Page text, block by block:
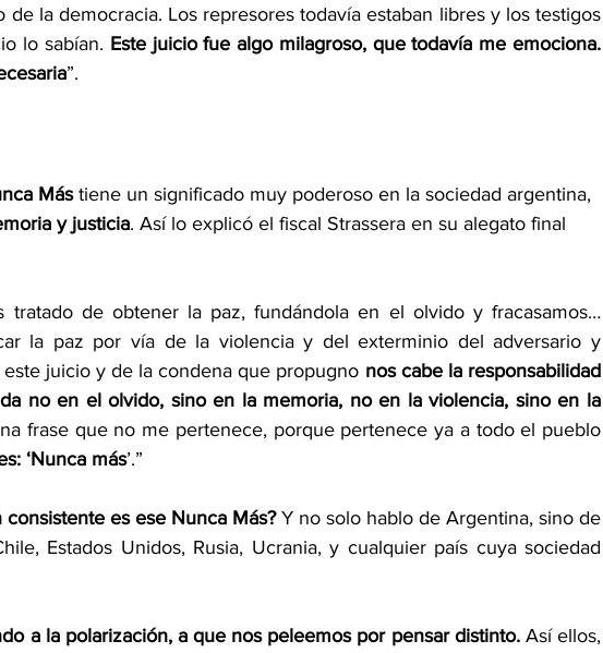
de la democracia. Los represores todavía estaban libres y los testigos
lo sabían. Este juicio fue algo milagroso, que todavía me emociona.
”.
Más tiene un significado muy poderoso en la sociedad argentina,
y justicia. Así lo explicó el fiscal Strassera en su alegato final
la paz por vía de la violencia y del exterminio del adversario y
juicio y de la condena que propugno nos cabe la responsabilidad
no en el olvido, sino en la memoria, no en la violencia, sino en la
frase que no me pertenece, porque pertenece ya a todo el pueblo
‘Nunca más’.”
consistente es ese Nunca Más? Y no solo hablo de Argentina, sino de
Estados Unidos, Rusia, Ucrania, y cualquier país cuya sociedad
a la polarización, a que nos peleemos por pensar distinto. Así ellos,